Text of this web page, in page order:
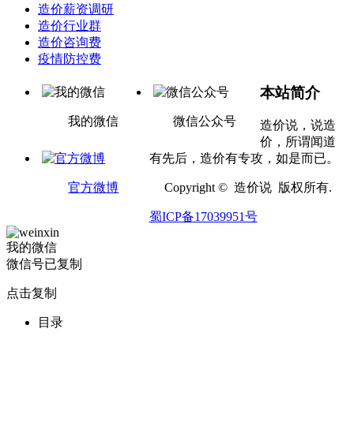
造价薪资调研
造价行业群
造价咨询费
疫情防控费
我的微信 微信公众号
官方微博
本站简介
造价说，说造
价，所谓闻道
有先后，造价有专攻，如是而已。
Copyright © 造价说 版权所有.
蜀ICP备17039951号
我的微信
微信号已复制
点击复制
目录